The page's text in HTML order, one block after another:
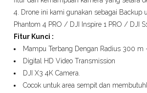
4. Drone ini kami gunakan sebagai Backup
Phantom 4 PRO / DJI Inspire 1 PRO / DJI
Fitur Kunci :
Mampu Terbang Dengan Radius 300 m
Digital HD Video Transmission
DJI X3 4K Camera.
Cocok untuk area sempit dan